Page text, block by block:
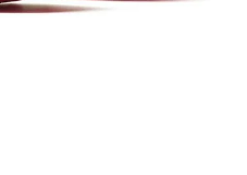
BOTY CRAFT